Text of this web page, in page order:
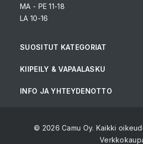
MA - PE 11-18
LA 10-16
SUOSITUT KATEGORIAT
KIIPEILY & VAPAALASKU
INFO JA YHTEYDENOTTO
© 2026 Camu Oy. Kaikki